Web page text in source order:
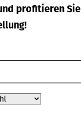
profitieren Sie